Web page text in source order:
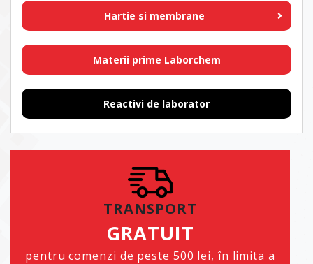
Hartie si membrane
Materii prime Laborchem
Reactivi de laborator
TRANSPORT
GRATUIT
pentru comenzi de peste 500 lei, în limita a